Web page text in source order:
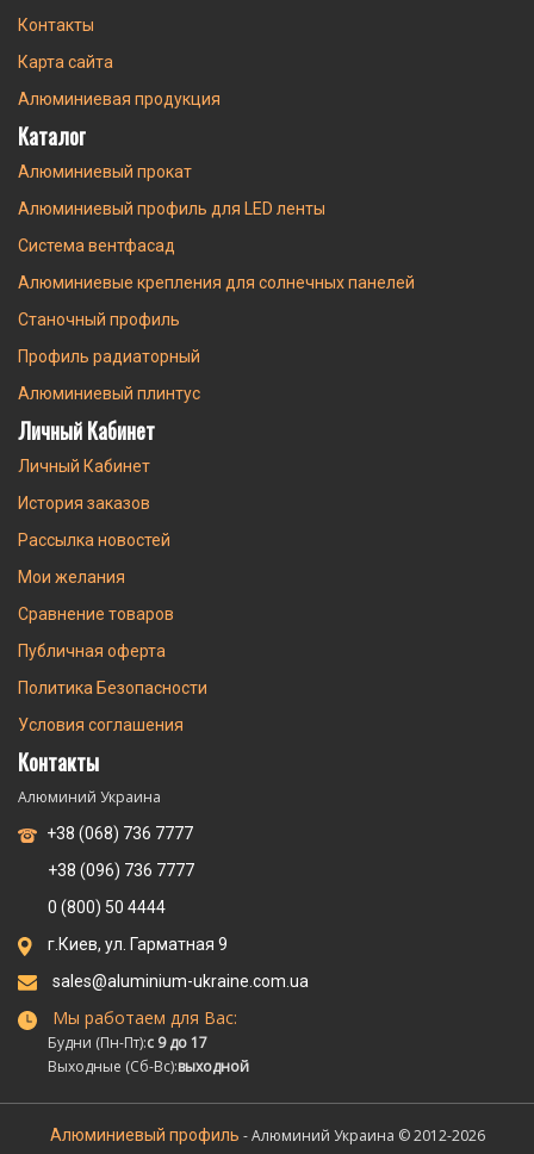
Контакты
Карта сайта
Алюминиевая продукция
Каталог
Алюминиевый прокат
Алюминиевый профиль для LED ленты
Система вентфасад
Алюминиевые крепления для солнечных панелей
Станочный профиль
Профиль радиаторный
Алюминиевый плинтус
Личный Кабинет
Личный Кабинет
История заказов
Рассылка новостей
Мои желания
Сравнение товаров
Публичная оферта
Политика Безопасности
Условия соглашения
Контакты
Алюминий Украина
+38 (068) 736 7777
+38 (096) 736 7777
0 (800) 50 4444
г.Киев, ул. Гарматная 9
sales@aluminium-ukraine.com.ua
Мы работаем для Вас:
Будни (Пн-Пт):с 9 до 17
Выходные (Сб-Вс):выходной
Алюминиевый профиль - Алюминий Украина © 2012-2026